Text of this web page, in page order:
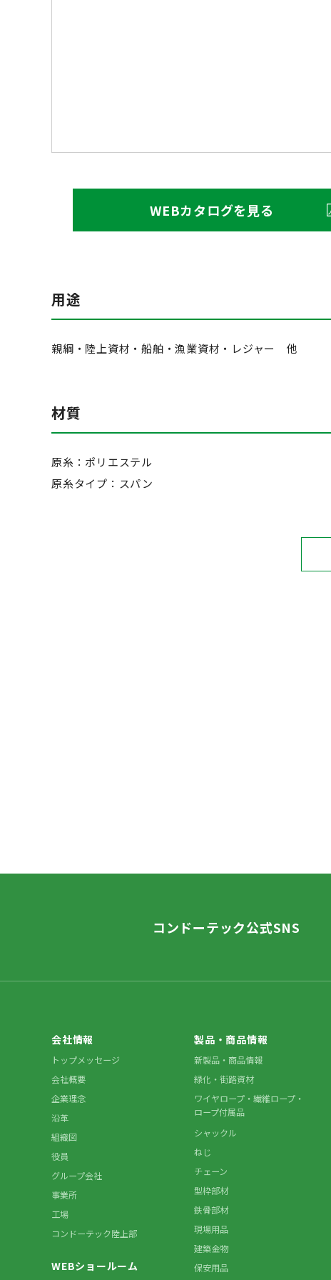
WEBカタログを見る
用途
親綱・陸上資材・船舶・漁業資材・レジャー 他
材質
原糸：ポリエステル
原糸タイプ：スパン
コンドーテック公式SNS
会社情報
トップメッセージ
会社概要
企業理念
沿革
組織図
役員
グループ会社
事業所
工場
コンドーテック陸上部
WEBショールーム
製品・商品情報
新製品・商品情報
緑化・街路資材
ワイヤロープ・繊維ロープ・
ロープ付属品
シャックル
ねじ
チェーン
型枠部材
鉄骨部材
現場用品
建築金物
保安用品